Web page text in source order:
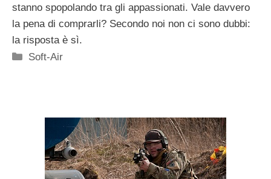
stanno spopolando tra gli appassionati. Vale davvero
la pena di comprarli? Secondo noi non ci sono dubbi:
la risposta è sì.
Categorie
Soft-Air